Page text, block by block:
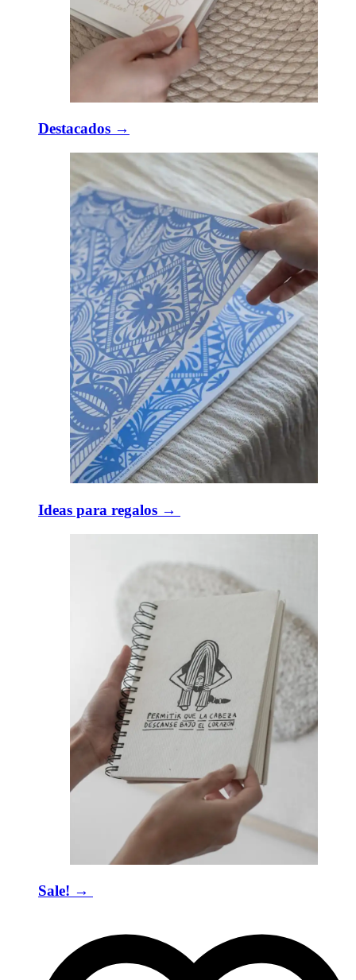
Destacados →
Ideas para regalos → ​
Sale! → ​